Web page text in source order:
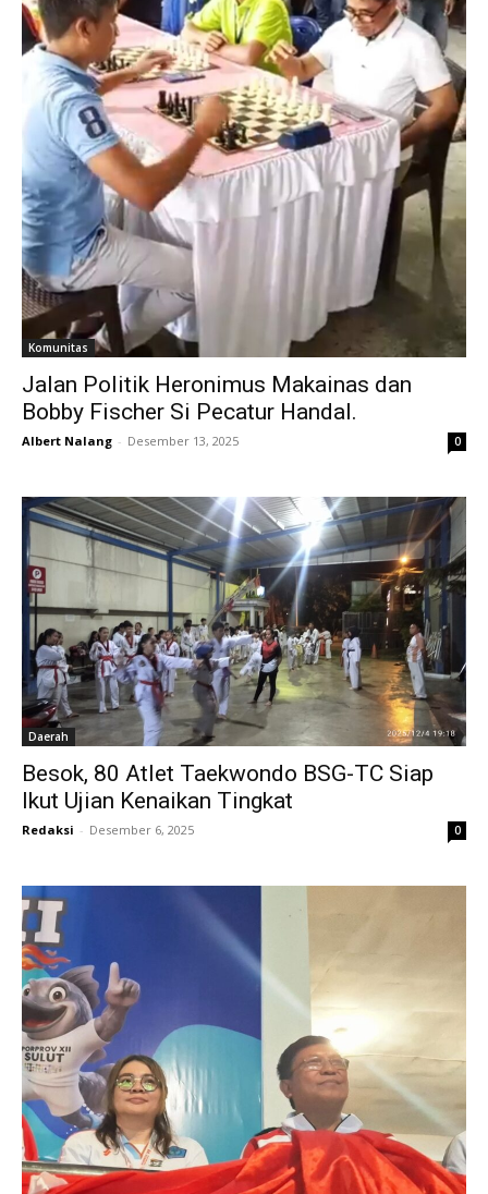
Komunitas
Jalan Politik Heronimus Makainas dan
Bobby Fischer Si Pecatur Handal.
Albert Nalang - Desember 13, 2025 0
Daerah
Besok, 80 Atlet Taekwondo BSG-TC Siap
Ikut Ujian Kenaikan Tingkat
Redaksi - Desember 6, 2025 0